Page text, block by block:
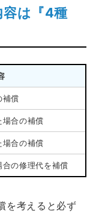
は『4種
補償
場合の補償
場合の補償
の修理代を補償
を考えると必ず